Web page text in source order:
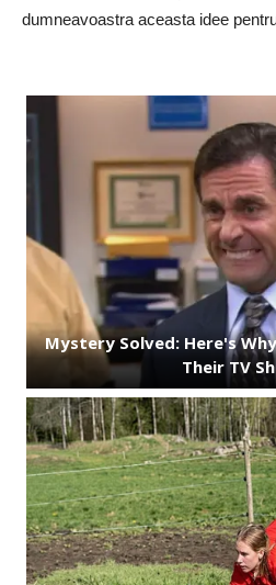
dumneavoastra aceasta idee